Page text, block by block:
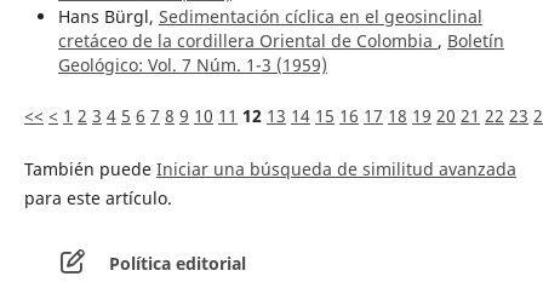
Hans Bürgl, Sedimentación cíclica en el geosinclinal
cretáceo de la cordillera Oriental de Colombia , Boletín
Geológico: Vol. 7 Núm. 1-3 (1959)
<< < 1 2 3 4 5 6 7 8 9 10 11 12 13 14 15 16 17 18 19 20 21 22 23
También puede Iniciar una búsqueda de similitud avanzada
para este artículo.
Política editorial